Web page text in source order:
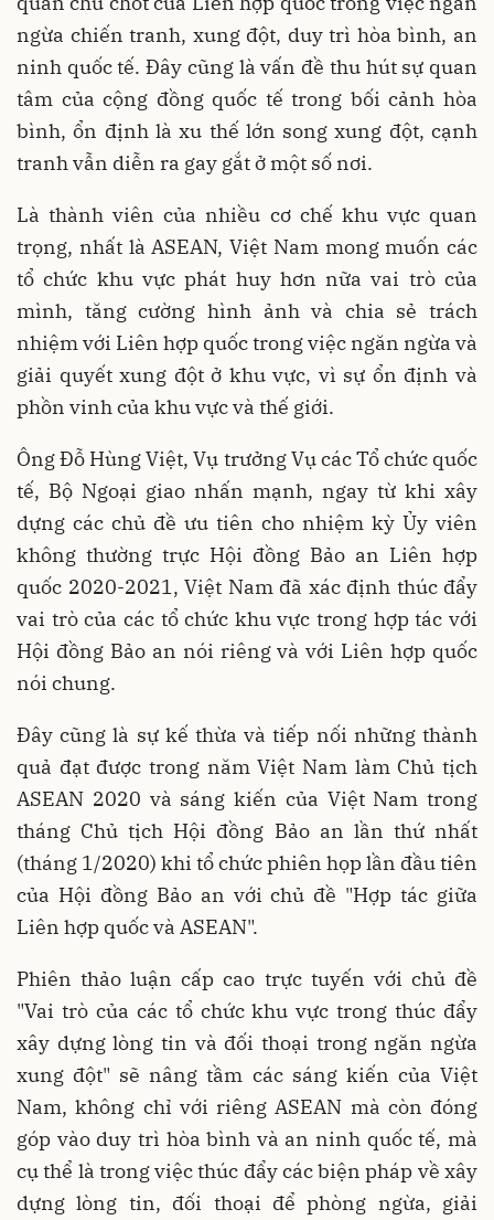
ngừa chiến tranh, xung đột, duy trì hòa bình, an
ninh quốc tế. Đây cũng là vấn đề thu hút sự quan
tâm của cộng đồng quốc tế trong bối cảnh hòa
bình, ổn định là xu thế lớn song xung đột, cạnh
tranh vẫn diễn ra gay gắt ở một số nơi.
Là thành viên của nhiều cơ chế khu vực quan
trọng, nhất là ASEAN, Việt Nam mong muốn các
tổ chức khu vực phát huy hơn nữa vai trò của
mình, tăng cường hình ảnh và chia sẻ trách
nhiệm với Liên hợp quốc trong việc ngăn ngừa và
giải quyết xung đột ở khu vực, vì sự ổn định và
phồn vinh của khu vực và thế giới.
Ông Đỗ Hùng Việt, Vụ trưởng Vụ các Tổ chức quốc
tế, Bộ Ngoại giao nhấn mạnh, ngay từ khi xây
dựng các chủ đề ưu tiên cho nhiệm kỳ Ủy viên
không thường trực Hội đồng Bảo an Liên hợp
quốc 2020-2021, Việt Nam đã xác định thúc đẩy
vai trò của các tổ chức khu vực trong hợp tác với
Hội đồng Bảo an nói riêng và với Liên hợp quốc
nói chung.
Đây cũng là sự kế thừa và tiếp nối những thành
quả đạt được trong năm Việt Nam làm Chủ tịch
ASEAN 2020 và sáng kiến của Việt Nam trong
tháng Chủ tịch Hội đồng Bảo an lần thứ nhất
(tháng 1/2020) khi tổ chức phiên họp lần đầu tiên
của Hội đồng Bảo an với chủ đề "Hợp tác giữa
Liên hợp quốc và ASEAN".
Phiên thảo luận cấp cao trực tuyến với chủ đề
"Vai trò của các tổ chức khu vực trong thúc đẩy
xây dựng lòng tin và đối thoại trong ngăn ngừa
xung đột" sẽ nâng tầm các sáng kiến của Việt
Nam, không chỉ với riêng ASEAN mà còn đóng
góp vào duy trì hòa bình và an ninh quốc tế, mà
cụ thể là trong việc thúc đẩy các biện pháp về xây
dựng lòng tin, đối thoại để phòng ngừa, giải